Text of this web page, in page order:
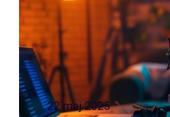
22 maj 2025